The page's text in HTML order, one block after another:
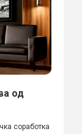
од
соработка